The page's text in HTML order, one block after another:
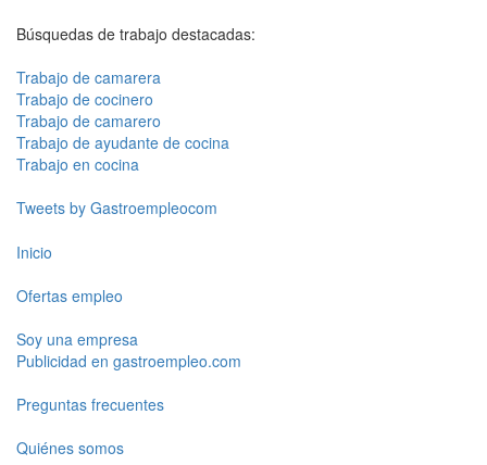
Búsquedas de trabajo destacadas:
Trabajo de camarera
Trabajo de cocinero
Trabajo de camarero
Trabajo de ayudante de cocina
Trabajo en cocina
Tweets by Gastroempleocom
Inicio
Ofertas empleo
Soy una empresa
Publicidad en gastroempleo.com
Preguntas frecuentes
Quiénes somos